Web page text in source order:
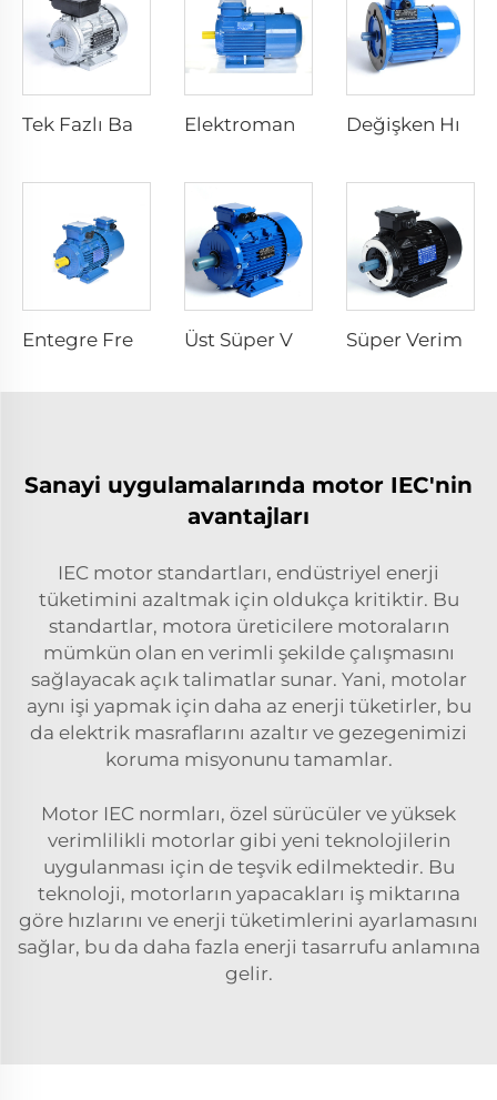
Üst Süper Verimlilikli Asenkron Elektrikli Motor
Sanayi uygulamalarında motor IEC'nin
avantajları
IEC motor standartları, endüstriyel enerji
tüketimini azaltmak için oldukça kritiktir. Bu
standartlar, motora üreticilere motoraların
mümkün olan en verimli şekilde çalışmasını
sağlayacak açık talimatlar sunar. Yani, motolar
aynı işi yapmak için daha az enerji tüketirler, bu
da elektrik masraflarını azaltır ve gezegenimizi
koruma misyonunu tamamlar.
Motor IEC normları, özel sürücüler ve yüksek
verimlilikli motorlar gibi yeni teknolojilerin
uygulanması için de teşvik edilmektedir. Bu
teknoloji, motorların yapacakları iş miktarına
göre hızlarını ve enerji tüketimlerini ayarlamasını
sağlar, bu da daha fazla enerji tasarrufu anlamına
gelir.